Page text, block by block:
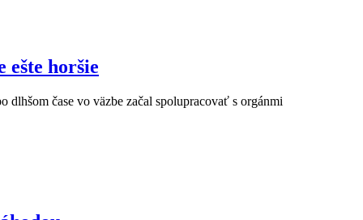
ešte horšie
čase vo väzbe začal spolupracovať s orgánmi